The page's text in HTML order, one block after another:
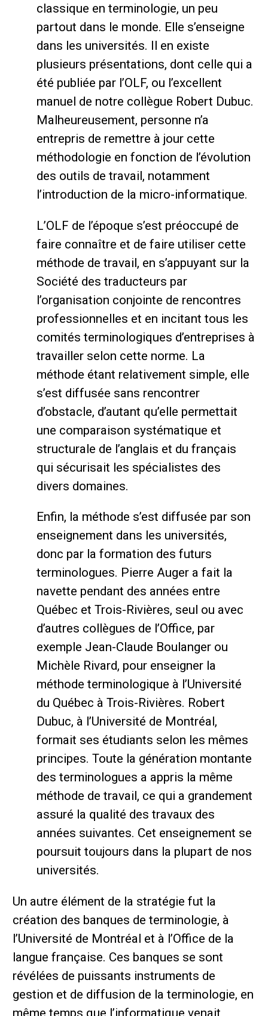
classique en terminologie, un peu
partout dans le monde. Elle s’enseigne
dans les universités. Il en existe
plusieurs présentations, dont celle qui a
été publiée par l’OLF, ou l’excellent
manuel de notre collègue Robert Dubuc.
Malheureusement, personne n’a
entrepris de remettre à jour cette
méthodologie en fonction de l’évolution
des outils de travail, notamment
l’introduction de la micro-informatique.
L’OLF de l’époque s’est préoccupé de
faire connaître et de faire utiliser cette
méthode de travail, en s’appuyant sur la
Société des traducteurs par
l’organisation conjointe de rencontres
professionnelles et en incitant tous les
comités terminologiques d’entreprises à
travailler selon cette norme. La
méthode étant relativement simple, elle
s’est diffusée sans rencontrer
d’obstacle, d’autant qu’elle permettait
une comparaison systématique et
structurale de l’anglais et du français
qui sécurisait les spécialistes des
divers domaines.
Enfin, la méthode s’est diffusée par son
enseignement dans les universités,
donc par la formation des futurs
terminologues. Pierre Auger a fait la
navette pendant des années entre
Québec et Trois-Rivières, seul ou avec
d’autres collègues de l’Office, par
exemple Jean-Claude Boulanger ou
Michèle Rivard, pour enseigner la
méthode terminologique à l’Université
du Québec à Trois-Rivières. Robert
Dubuc, à l’Université de Montréal,
formait ses étudiants selon les mêmes
principes. Toute la génération montante
des terminologues a appris la même
méthode de travail, ce qui a grandement
assuré la qualité des travaux des
années suivantes. Cet enseignement se
poursuit toujours dans la plupart de nos
universités.
Un autre élément de la stratégie fut la
création des banques de terminologie, à
l’Université de Montréal et à l’Office de la
langue française. Ces banques se sont
révélées de puissants instruments de
gestion et de diffusion de la terminologie, en